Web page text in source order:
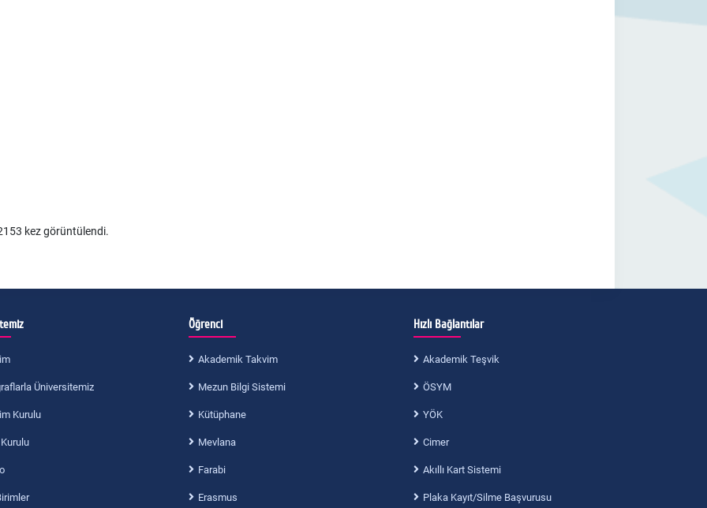
kez görüntülendi.
Üniversitemiz
Kurulu
Öğrenci
Akademik Takvim
Mezun Bilgi Sistemi
Kütüphane
Mevlana
Farabi
Erasmus
Hızlı Bağlantılar
Akademik Teşvik
ÖSYM
YÖK
Cimer
Akıllı Kart Sistemi
Plaka Kayıt/Silme Başvurusu